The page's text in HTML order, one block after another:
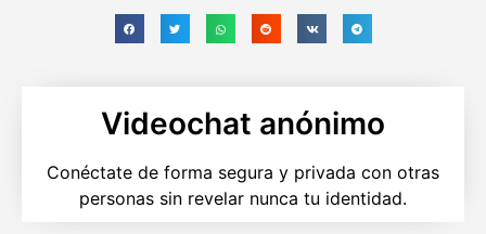
Videochat anónimo
Conéctate de forma segura y privada con otras
personas sin revelar nunca tu identidad.